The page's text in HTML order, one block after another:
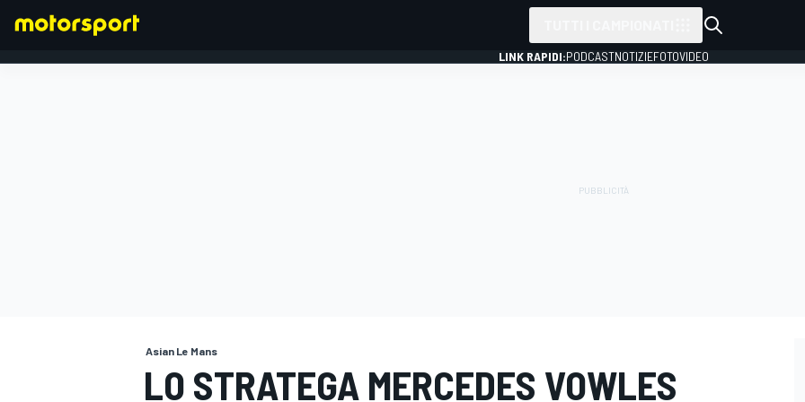
LINK RAPIDI:PODCASTNOTIZIEFOTOVIDEO
Asian Le Mans
LO STRATEGA MERCEDES VOWLES